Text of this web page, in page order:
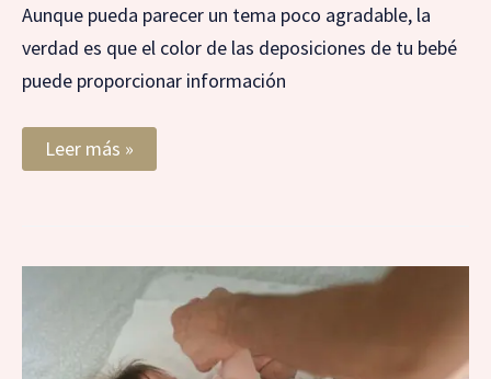
Aunque pueda parecer un tema poco agradable, la
verdad es que el color de las deposiciones de tu bebé
puede proporcionar información
Leer más »
¿Por